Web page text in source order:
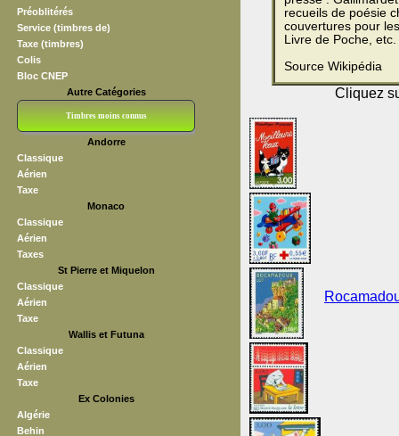
Préoblitérés
Service (timbres de)
Taxe (timbres)
Colis
Bloc CNEP
Autre Catégories
Timbres moins connus
Andorre
Classique
Aérien
Taxe
Monaco
Classique
Aérien
Taxes
St Pierre et Miquelon
Classique
Aérien
Taxe
Wallis et Futuna
Classique
Aérien
Taxe
Ex Colonies
Algérie
Behin
recueils de poésie
couvertures pour
Livre de Poche, etc.
Source Wikipédia
Cliquez